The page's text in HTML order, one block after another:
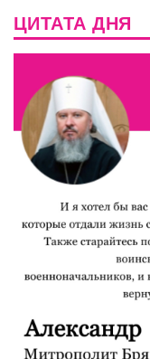
ЦИТАТА ДНЯ